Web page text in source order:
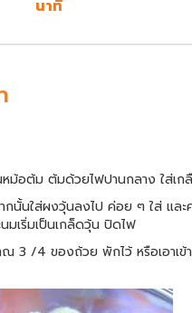
นาที
หม้อต้ม ต้มด้วยไฟปานกลาง ใส่เ
นั้นใส่ผงวุ้นลงไป ค่อย ๆ ใส่ แล
มเริ่มเป็นเกล็ดวุ้น ปิดไฟ
3 /4 ของถ้วย พักไว้ หรือเอาเข้